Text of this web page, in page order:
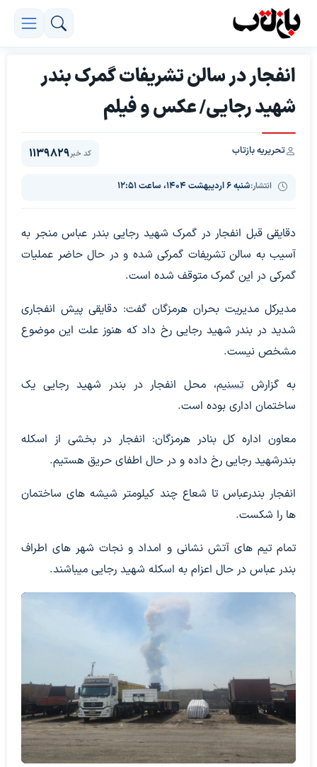
انفجار در سالن تشریفات گمرک بندر
شهید رجایی/ عکس و فیلم
تحریریه بازتاب
انتشار:شنبه ۶ اردیبهشت ۱۴۰۴، ساعت ۱۲:۵۱
کد خبر1139829
دقایقی قبل انفجار در گمرک شهید رجایی بندر عباس منجر به
آسیب به سالن تشریفات گمرکی شده و در حال حاضر عملیات
گمرکی در این گمرک متوقف شده است.
مدیرکل مدیریت بحران هرمزگان گفت: دقایقی پیش انفجاری
شدید در بندر شهید رجایی رخ داد که هنوز علت این موضوع
مشخص نیست.
به گزارش تسنیم، محل انفجار در بندر شهید رجایی یک
ساختمان اداری بوده است.
معاون اداره کل بنادر هرمزگان: انفجار در بخشی از اسکله
بندرشهید رجایی رخ داده و در حال اطفای حریق هستیم.
انفجار بندرعباس تا شعاع چند کیلومتر شیشه های ساختمان
ها را شکست.
تمام تیم های آتش نشانی و امداد و نجات شهر های اطراف
بندر عباس در حال اعزام به اسکله شهید رجایی میباشند.